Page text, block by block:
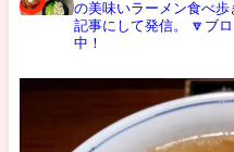
の美味いラーメン食べ歩
記事にして発信。
🔽ブ
中！